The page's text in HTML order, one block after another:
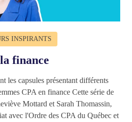
INSPIRANTS
finance
les capsules présentant différents
CPA en finance Cette série de
Mottard et Sarah Thomassin,
avec l'Ordre des CPA du Québec et